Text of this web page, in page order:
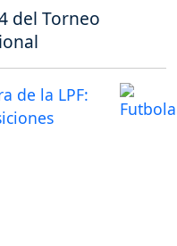
del Torneo